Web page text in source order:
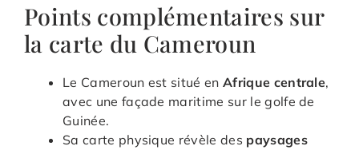
Points complémentaires sur
la carte du Cameroun
Le Cameroun est situé en Afrique centrale,
avec une façade maritime sur le golfe de
Guinée.
Sa carte physique révèle des paysages